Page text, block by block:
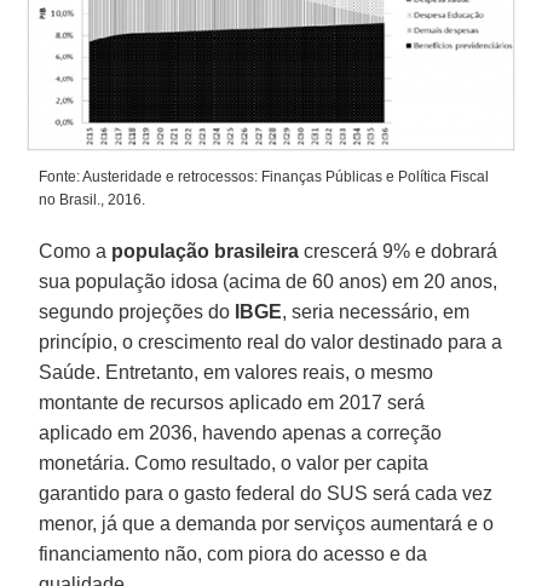
Fonte: Austeridade e retrocessos: Finanças Públicas e Política Fiscal
no Brasil., 2016.
Como a população brasileira crescerá 9% e dobrará
sua população idosa (acima de 60 anos) em 20 anos,
segundo projeções do
IBGE, seria necessário, em
princípio, o crescimento real do valor destinado para a
Saúde. Entretanto, em valores reais, o mesmo
montante de recursos aplicado em 2017 será
aplicado em 2036, havendo apenas a correção
monetária. Como resultado, o valor per capita
garantido para o gasto federal do SUS será cada vez
menor, já que a demanda por serviços aumentará e o
financiamento não, com piora do acesso e da